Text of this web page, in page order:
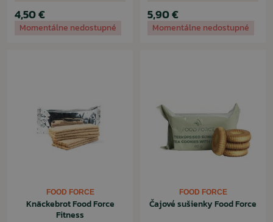
4,50 €
Momentálne nedostupné
5,90 €
Momentálne nedostupné
FOOD FORCE
Knäckebrot Food Force
Fitness
FOOD FORCE
Čajové sušienky Food Force